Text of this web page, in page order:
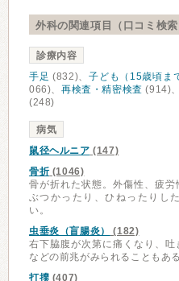
外科の関連項目（口コミ検索
診療内容
手足 (832)、子ども（15歳頃ま
066)、再検査・精密検査 (914)
(248)
病気
鼠径ヘルニア (147)
骨折(1046)
骨が折れた状態。外傷性、疲労
ぶつかったり、ひねったりし
い。
虫垂炎（盲腸炎）
(182)
右下脇腹が次第に痛くなり、
などの前兆がみられることもある
打撲 (407)